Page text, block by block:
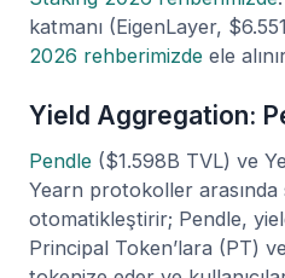
katmanı (EigenLayer,
2026 rehberimizde ele
Yield Aggregation:
Pendle ($1.598B TVL) ve
Yearn protokoller arasında
otomatikleştirir; Pendle,
Principal Token’lara (PT)